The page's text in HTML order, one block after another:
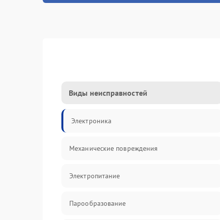
Виды неисправностей
Электроника
Механические повреждения
Электропитание
Парообразование